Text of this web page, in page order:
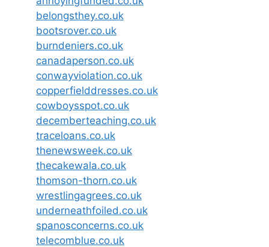
belongsthey.co.uk
bootsrover.co.uk
burndeniers.co.uk
canadaperson.co.uk
conwayviolation.co.uk
copperfielddresses.co.uk
cowboysspot.co.uk
decemberteaching.co.uk
traceloans.co.uk
thenewsweek.co.uk
thecakewala.co.uk
thomson-thorn.co.uk
wrestlingagrees.co.uk
underneathfoiled.co.uk
spanosconcerns.co.uk
telecomblue.co.uk